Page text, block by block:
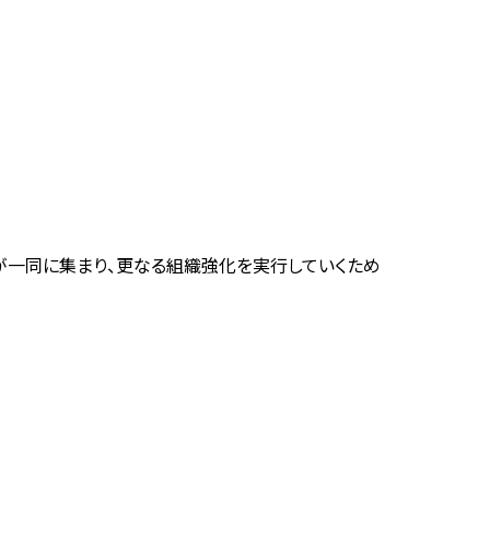
同に集まり、更なる組織強化を実行していくため